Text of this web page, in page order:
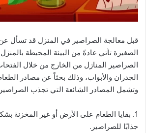
قبل معالجة الصراصير في المنزل قد تسأل
الصغيرة تأتي عادةً من البيئة المحيطة
الصراصير المنازل من الخارج من خلال
الجدران والأبواب، وذلك بحثاً عن مصادر
وتشمل المصادر الشائعة التي تجذب
1. بقايا الطعام على الأرض أو غير المخزنة
جذابًا للصراصير.